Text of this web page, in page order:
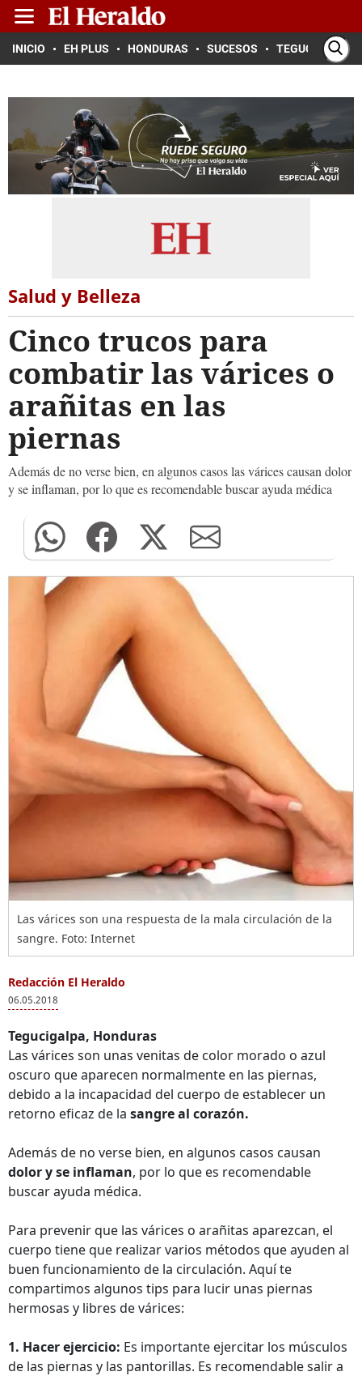
INICIO EH PLUS HONDURAS SUCESOS TEGUCIGALPA
Salud y Belleza
Cinco trucos para
combatir las várices o
arañitas en las
piernas
Además de no verse bien, en algunos casos las várices causan dolor
y se inflaman, por lo que es recomendable buscar ayuda médica
Las várices son una respuesta de la mala circulación de la
sangre. Foto: Internet
Redacción El Heraldo
06.05.2018
Tegucigalpa, Honduras
Las várices son unas venitas de color morado o azul
oscuro que aparecen normalmente en las piernas,
debido a la incapacidad del cuerpo de establecer un
retorno eficaz de la sangre al corazón.
Además de no verse bien, en algunos casos causan
dolor y se inflaman, por lo que es recomendable
buscar ayuda médica.
Para prevenir que las várices o arañitas aparezcan, el
cuerpo tiene que realizar varios métodos que ayuden al
buen funcionamiento de la circulación. Aquí te
compartimos algunos tips para lucir unas piernas
hermosas y libres de várices:
1. Hacer ejercicio: Es importante ejercitar los músculos
de las piernas y las pantorillas. Es recomendable salir a